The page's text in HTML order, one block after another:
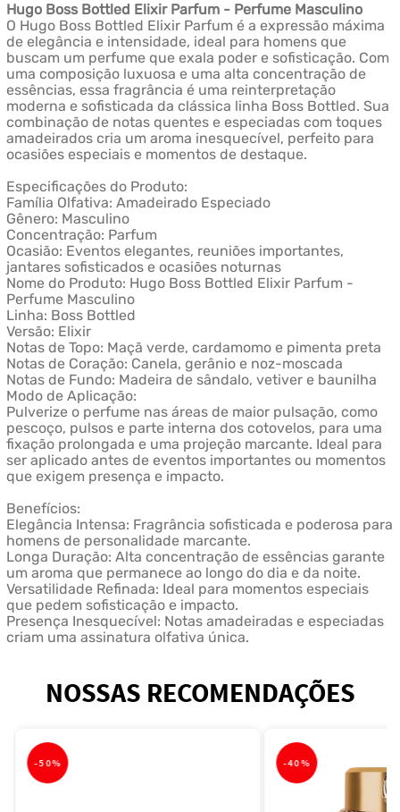
Hugo Boss Bottled Elixir Parfum - Perfume Masculino
O Hugo Boss Bottled Elixir Parfum é a expressão máxima
de elegância e intensidade, ideal para homens que
buscam um perfume que exala poder e sofisticação. Com
uma composição luxuosa e uma alta concentração de
essências, essa fragrância é uma reinterpretação
moderna e sofisticada da clássica linha Boss Bottled. Sua
combinação de notas quentes e especiadas com toques
amadeirados cria um aroma inesquecível, perfeito para
ocasiões especiais e momentos de destaque.
Especificações do Produto:
Família Olfativa: Amadeirado Especiado
Gênero: Masculino
Concentração: Parfum
Ocasião: Eventos elegantes, reuniões importantes,
jantares sofisticados e ocasiões noturnas
Nome do Produto: Hugo Boss Bottled Elixir Parfum -
Perfume Masculino
Linha: Boss Bottled
Versão: Elixir
Notas de Topo: Maçã verde, cardamomo e pimenta preta
Notas de Coração: Canela, gerânio e noz-moscada
Notas de Fundo: Madeira de sândalo, vetiver e baunilha
Modo de Aplicação:
Pulverize o perfume nas áreas de maior pulsação, como
pescoço, pulsos e parte interna dos cotovelos, para uma
fixação prolongada e uma projeção marcante. Ideal para
ser aplicado antes de eventos importantes ou momentos
que exigem presença e impacto.
Benefícios:
Elegância Intensa: Fragrância sofisticada e poderosa para
homens de personalidade marcante.
Longa Duração: Alta concentração de essências garante
um aroma que permanece ao longo do dia e da noite.
Versatilidade Refinada: Ideal para momentos especiais
que pedem sofisticação e impacto.
Presença Inesquecível: Notas amadeiradas e especiadas
criam uma assinatura olfativa única.
NOSSAS RECOMENDAÇÕES
-50% -40%